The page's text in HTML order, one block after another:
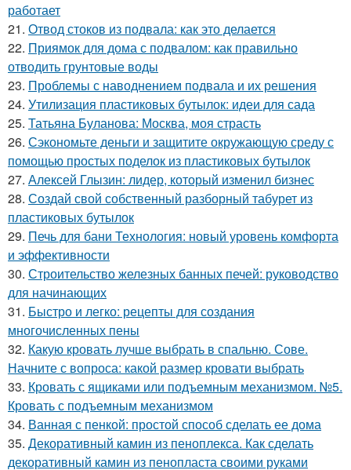
работает
21. Отвод стоков из подвала: как это делается
22. Приямок для дома с подвалом: как правильно
отводить грунтовые воды
23. Проблемы с наводнением подвала и их решения
24. Утилизация пластиковых бутылок: идеи для сада
25. Татьяна Буланова: Москва, моя страсть
26. Сэкономьте деньги и защитите окружающую среду с
помощью простых поделок из пластиковых бутылок
27. Алексей Глызин: лидер, который изменил бизнес
28. Создай свой собственный разборный табурет из
пластиковых бутылок
29. Печь для бани Технология: новый уровень комфорта
и эффективности
30. Строительство железных банных печей: руководство
для начинающих
31. Быстро и легко: рецепты для создания
многочисленных пены
32. Какую кровать лучше выбрать в спальню. Сове.
Начните с вопроса: какой размер кровати выбрать
33. Кровать с ящиками или подъемным механизмом. №5.
Кровать с подъемным механизмом
34. Ванная с пенкой: простой способ сделать ее дома
35. Декоративный камин из пеноплекса. Как сделать
декоративный камин из пенопласта своими руками